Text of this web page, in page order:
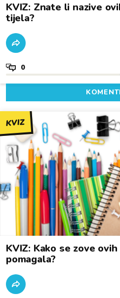
KVIZ: Znate li nazive
tijela?
0
KVIZ
KVIZ: Kako se zove
pomagala?